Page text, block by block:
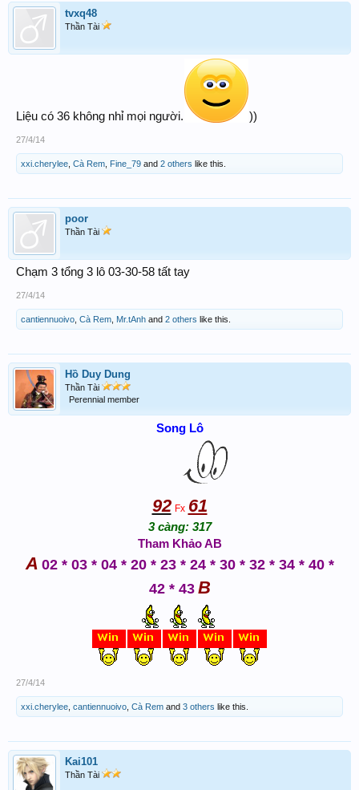
tvxq48
Thần Tài
Liệu có 36 không nhỉ mọi người. ))
27/4/14
xxi.cherylee Cà Rem Fine_79 and 2 others like this.
poor
Thần Tài
Chạm 3 tổng 3 lô 03-30-58 tất tay
27/4/14
cantiennuoivo Cà Rem Mr.tAnh and 2 others like this.
Hồ Duy Dung
Thần Tài
Perennial member
Song Lô
92 Fx 61
3 càng: 317
Tham Khảo AB
A 02 * 03 * 04 * 20 * 23 * 24 * 30 * 32 * 34 * 40 *
42 * 43 B
27/4/14
xxi.cherylee cantiennuoivo Cà Rem and 3 others like this.
Kai101
Thần Tài